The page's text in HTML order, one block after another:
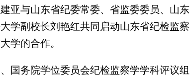
与山东省纪委常委、省监委委员、山东
学副校长刘艳红共同启动山东省纪检监察
学的合作。
务院学位委员会纪检监察学学科评议组